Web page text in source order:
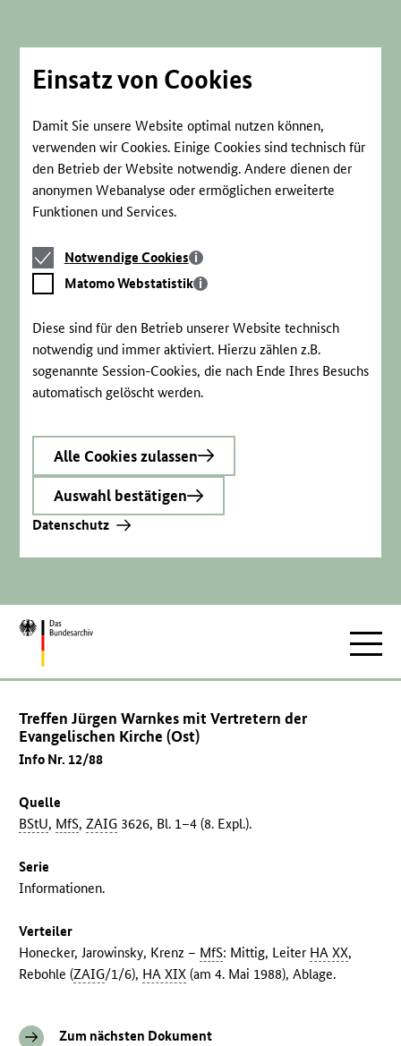
Einsatz von Cookies
Damit Sie unsere Website optimal nutzen können,
verwenden wir Cookies. Einige Cookies sind technisch für
den Betrieb der Website notwendig. Andere dienen der
anonymen Webanalyse oder ermöglichen erweiterte
Funktionen und Services.
Notwendige
Cookies
Notwendige Cookies
Matomo
Webstatistik
Matomo Webstatistik
Diese sind für den Betrieb unserer Website technisch
notwendig und immer aktiviert. Hierzu zählen z.B.
sogenannte Session-Cookies, die nach Ende Ihres Besuchs
automatisch gelöscht werden.
Alle Cookies zulassen
Auswahl bestätigen
Datenschutz
Zur
Treffen Jürgen Warnkes mit Vertretern der
Evangelischen Kirche (Ost)
Info Nr. 12/88
Quelle
BStU, MfS,ZAIG 3626, Bl. 1–4 (8. Expl.).
Serie
Informationen.
Verteiler
Honecker, Jarowinsky, Krenz – MfS: Mittig, Leiter HA XX,
Rebohle (ZAIG/1/6), HA XIX (am 4. Mai 1988), Ablage.
Zum nächsten Dokument